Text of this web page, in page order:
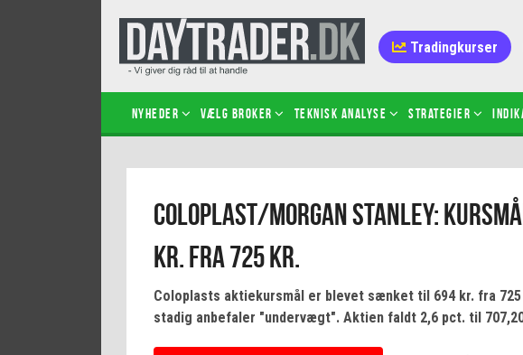
Tradingkurser
Nyheder Vælg broker Teknisk analyse Strategier
Kopiér de bedste tradere
investorer
handel?
Sådan fungerer BULL &
certifikater
Coloplast/Morgan Stanley:
kr. fra 725 kr.
Coloplasts aktiekursmål er blevet sænket til 694 kr. fra
stadig anbefaler "undervægt". Aktien faldt 2,6 pct. til